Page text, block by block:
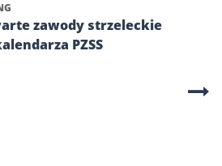
zawody strzeleckie
PZSS